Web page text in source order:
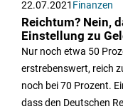
22.07.2021 Finanzen
Reichtum? Nein,
Einstellung zu
Nur noch etwa 50
erstrebenswert, reich
noch bei 70 Prozent.
dass den Deutschen